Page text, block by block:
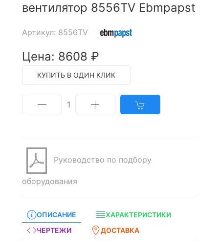
вентилятор 8556TV Ebmpapst
Артикул: 8556TV
Цена: 8608 ₽
КУПИТЬ В ОДИН КЛИК
1
Руководство по подбору
оборудования
ОПИСАНИЕ
ХАРАКТЕРИСТИКИ
ЧЕРТЕЖИ
ДОСТАВКА